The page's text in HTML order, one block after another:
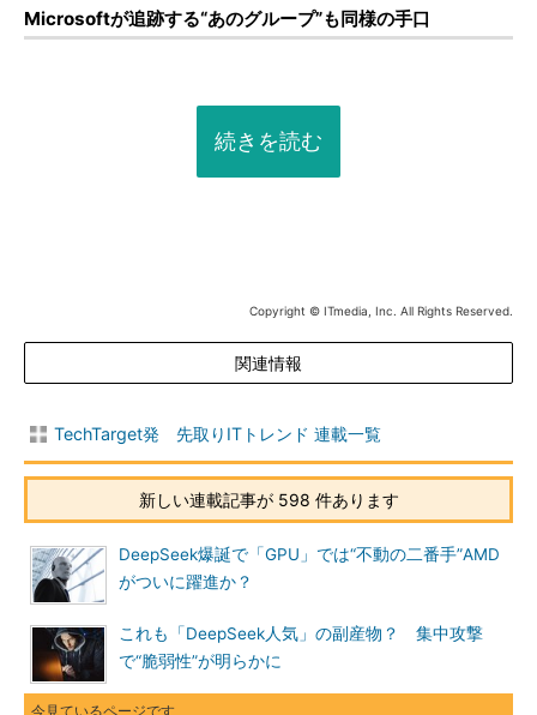
Microsoftが追跡する“あのグループ”も同様の手口
続きを読む
Copyright © ITmedia, Inc. All Rights Reserved.
関連情報
TechTarget発 先取りITトレンド 連載一覧
新しい連載記事が 598 件あります
DeepSeek爆誕で「GPU」では“不動の二番手”AMD
がついに躍進か？
これも「DeepSeek人気」の副産物？ 集中攻撃
で“脆弱性”が明らかに